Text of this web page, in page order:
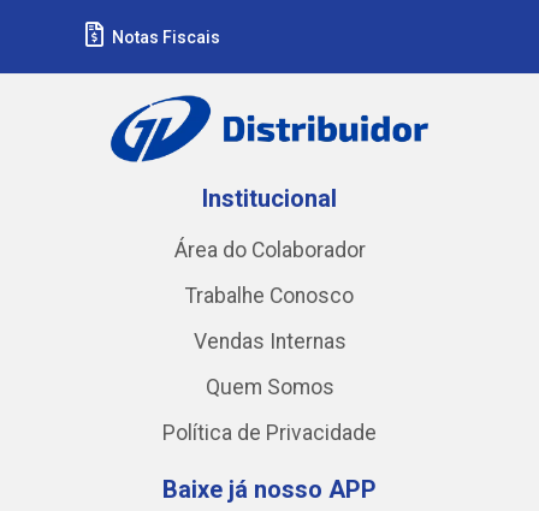
Notas Fiscais
Institucional
Área do Colaborador
Trabalhe Conosco
Vendas Internas
Quem Somos
Política de Privacidade
Baixe já nosso APP